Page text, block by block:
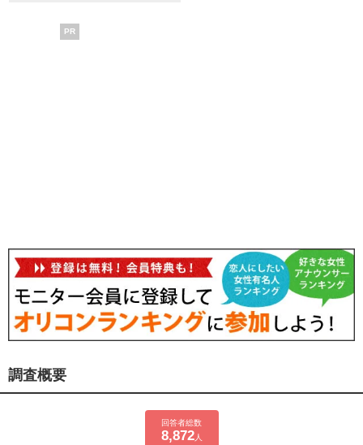
PR
調査概要
回答者総数
8,872人